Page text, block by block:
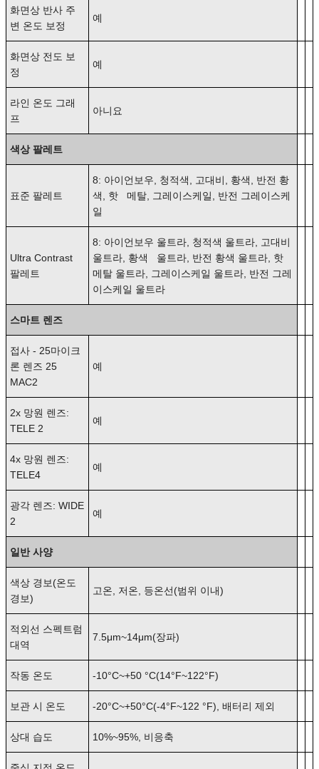
화면상 반사 주
변 온도 보정
예
화면상 전도 보
정
예
라인 온도 그래
프
아니요
색상 팔레트
표준 팔레트
8: 아이언보우, 청적색, 고대비, 황색, 반전 황
색, 핫 메탈, 그레이스케일, 반전 그레이스케
일
Ultra Contrast
팔레트
8: 아이언보우 울트라, 청적색 울트라, 고대비
울트라, 황색 울트라, 반전 황색 울트라, 핫
메탈 울트라, 그레이스케일 울트라, 반전 그레
이스케일 울트라
스마트 렌즈
접사 - 25마이크
론 렌즈 25
MAC2
예
2x 망원 렌즈:
TELE 2
예
4x 망원 렌즈:
TELE4
예
광각 렌즈: WIDE
2
예
일반 사양
색상 경보(온도
경보)
고온, 저온, 등온선(범위 이내)
적외선 스펙트럼
대역
7.5μm~14μm(장파)
작동 온도 -10°C~+50 °C(14°F~122°F)
보관 시 온도 -20°C~+50°C(-4°F~122 °F), 배터리 제외
상대 습도 10%~95%, 비응축